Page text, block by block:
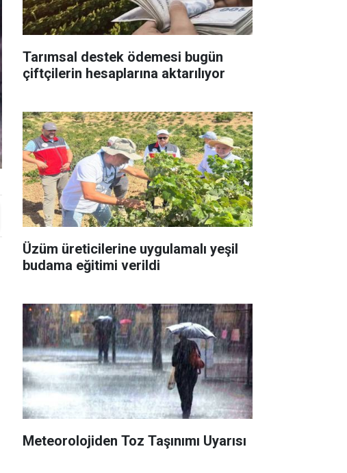
Tarımsal destek ödemesi bugün
çiftçilerin hesaplarına aktarılıyor
Üzüm üreticilerine uygulamalı yeşil
budama eğitimi verildi
Meteorolojiden Toz Taşınımı Uyarısı